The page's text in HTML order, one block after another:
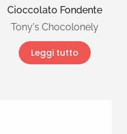
Cioccolato Fondente
Tony's Chocolonely
Leggi tutto